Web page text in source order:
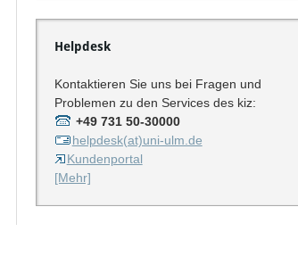
Helpdesk
Kontaktieren Sie uns bei Fragen und
Problemen zu den Services des kiz:
+49 731 50-30000
helpdesk(at)uni-ulm.de
Kundenportal
[Mehr]